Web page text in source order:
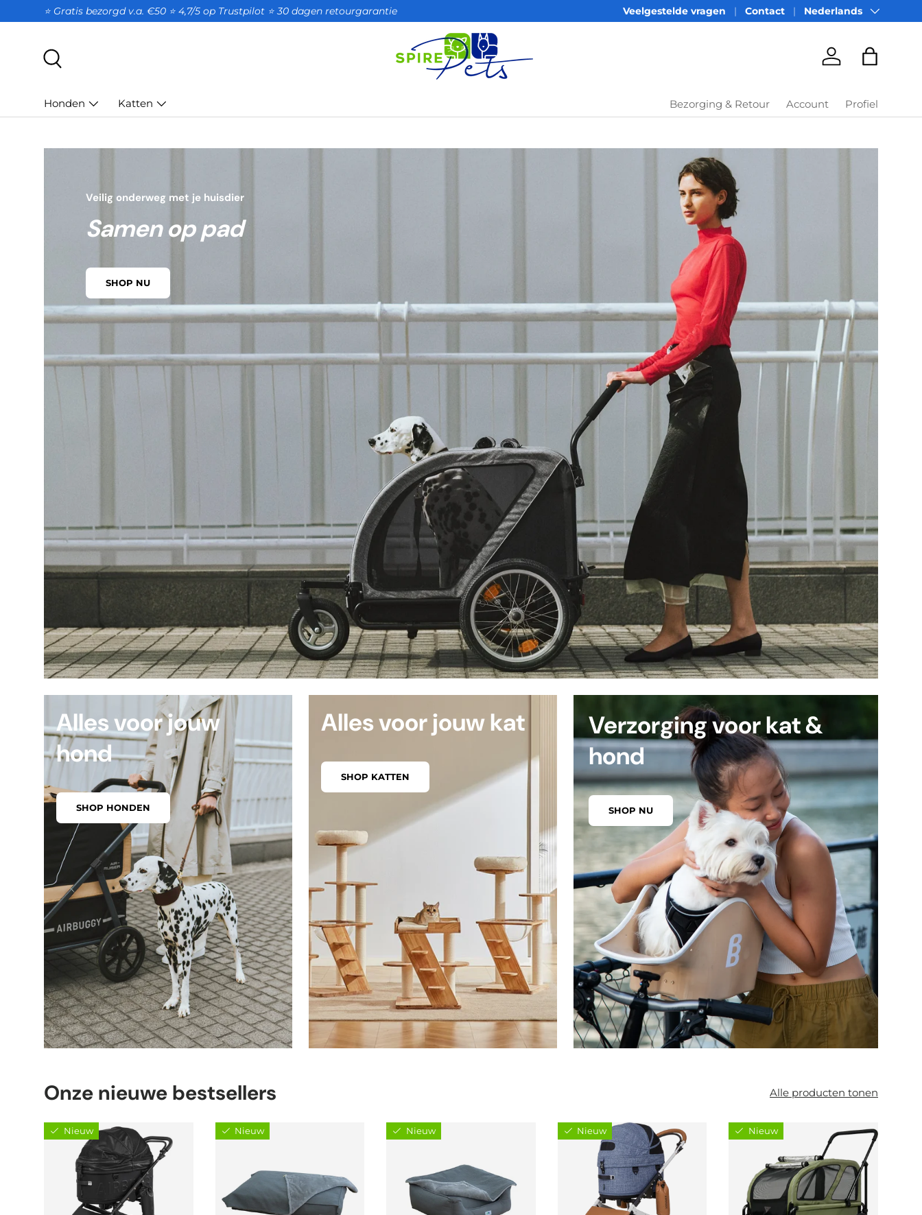
GA NAAR INHOUD
⭐ Gratis bezorgd v.a. €50 ⭐ 4,7/5 op Trustpilot ⭐️ 30 dagen retourgarantie Veelgestelde vragen Contact Taal
Nederlands
AccountTas
Honden Katten Bezorging & Retour Account Profiel
Veilig onderweg met je huisdier
Samen op pad
SHOP NU
Alles voor jouw
hond
SHOP HONDEN
Alles voor jouw kat
SHOP KATTEN
Verzorging voor kat &
hond
SHOP NU
Onze nieuwe bestsellers Alle producten tonen
Nieuw Nieuw Nieuw Nieuw Nieuw